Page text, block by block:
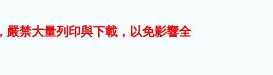
禁大量列印與下載，以免影響全